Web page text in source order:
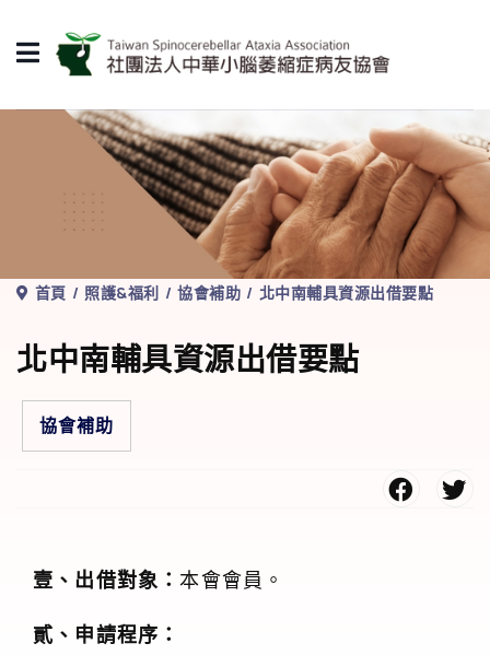
首頁 照護&福利 協會補助 北中南輔具資源出借要點
北中南輔具資源出借要點
協會補助
壹、出借對象：本會會員。
貳、申請程序：